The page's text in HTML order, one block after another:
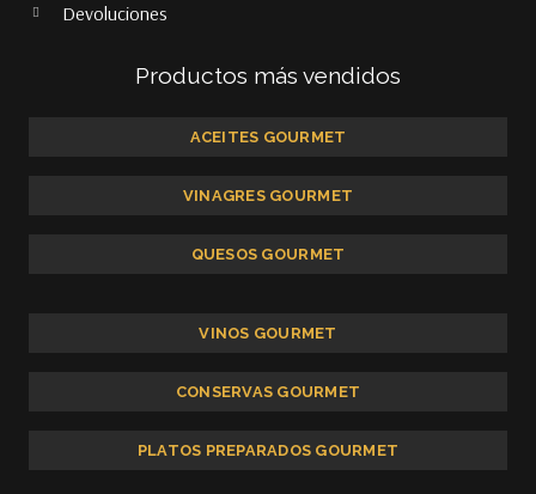
Devoluciones
Productos más vendidos
ACEITES GOURMET
VINAGRES GOURMET
QUESOS GOURMET
VINOS GOURMET
CONSERVAS GOURMET
PLATOS PREPARADOS GOURMET